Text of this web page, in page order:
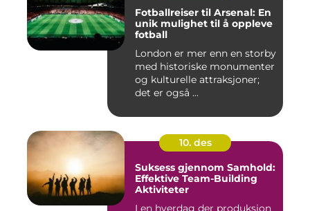
Fotballreiser til Arsenal: En
unik mulighet til å oppleve
fotball
London er mer enn en storby
med historiske monumenter
og kulturelle attraksjoner;
det er også ...
10. des
Suksess gjennom Samhold:
Effektive Team-Building
Aktiviteter
I en hverdag der produksjon